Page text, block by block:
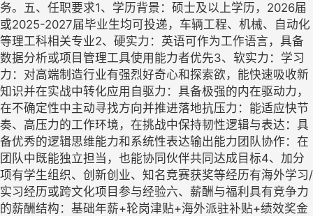
务。五、任职要求1、学历背景：硕士及以上学历，2026届
或2025-2027届毕业生均可投递，车辆工程、机械、自动化
等理工科相关专业2、硬实力：英语可作为工作语言，具备
数据分析或项目管理工具使用能力者优先3、软实力：学习
力：对高端制造行业有强烈好奇心和探索欲，能快速吸收新
知识并在实战中转化应用自驱力：具备极强的内在驱动力，
在不确定性中主动寻找方向并推进落地抗压力：能适应快节
奏、高压力的工作环境，在挑战中保持韧性逻辑与表达：具
备优秀的逻辑思维能力和系统性表达输出能力团队协作：在
团队中既能独立担当，也能协同伙伴共同达成目标4、加分
项有学生组织、创新创业、知名竞赛获奖等经历有海外学习/
实习经历或跨文化项目参与经验六、薪酬与福利具有竞争力
的薪酬结构：基础年薪+轮岗津贴+海外派驻补贴+绩效奖金